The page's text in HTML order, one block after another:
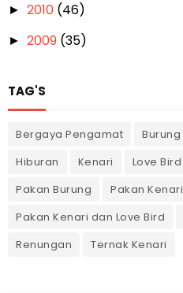
► 2010 (46)
► 2009 (35)
TAG'S
Bergaya Pengamat Burung
Hiburan
Kenari Love Bird
Pakan Burung
Pakan Kenari
Pakan Kenari dan Love Bird
Renungan
Ternak Kenari